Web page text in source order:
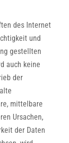
des Internet
und
gestellten
auch keine
der
mittelbare
Ursachen,
der Daten